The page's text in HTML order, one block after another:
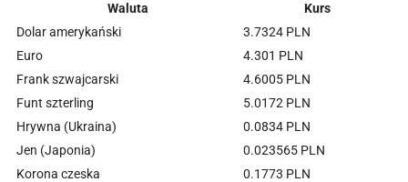
Waluta
Kurs
Dolar amerykański
3.7324 PLN
Euro
4.301 PLN
Frank szwajcarski
4.6005 PLN
Funt szterling
5.0172 PLN
Hrywna (Ukraina)
0.0834 PLN
Jen (Japonia)
0.023565 PLN
Korona czeska
0.1773 PLN